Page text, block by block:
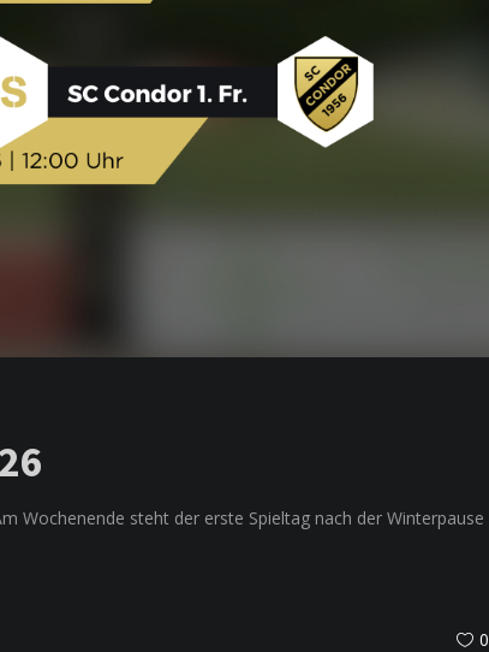
Wochenende steht der erste Spieltag nach der Winterpause
0